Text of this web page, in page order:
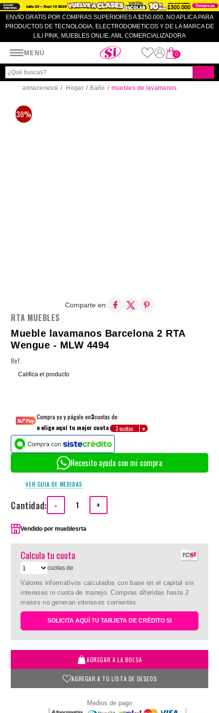
ENVÍO GRATIS POR COMPRAS SUPERIORES A $250.000, NO APLICA PARA
PRODUCTOS DE TECNOLOGIA, ELECTRODOMETICOS Y DE LA MARCA DE
LILI PINK, MUEBLES ONLIE, AML COMERCIALIZADORA
MENÚ
Almacenes SI
0
almacenessi Hogar Baño muebles de lavamanos
30%
Comparte en:
RTA MUEBLES
Mueble lavamanos Barcelona 2 RTA
Wengue - MLW 4494
Ref.
Califica el producto
Compra ya y págalo en3cuotas de:
o elige aquí tu mejor cuota
Necesito ayuda con mi compra
VER GUIA DE MEDIDAS
Cantidad: - +
Vendido pormueblesrta
Calcula tu cuota
cuotas de
Valores informativos calculados con base en el capital sin
intereses ni cuota de manejo. Compras diferidas hasta 2
meses no generan intereses corrientes.
SOLICITA AQUÍ TU TARJETA DE CRÉDITO SI
AGREGAR A LA BOLSA
AGREGAR A TU LISTA DE DESEOS
Medios de pago